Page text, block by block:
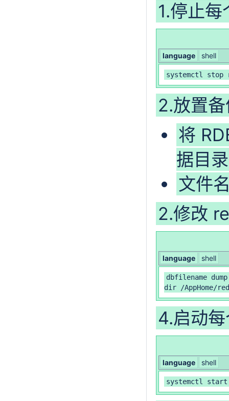
1.停止
language shell
systemctl stop
2.放置
将
据目录
文件
2.修改
language shell
dbfilename
dir /AppHome/
4.启动
language shell
systemctl